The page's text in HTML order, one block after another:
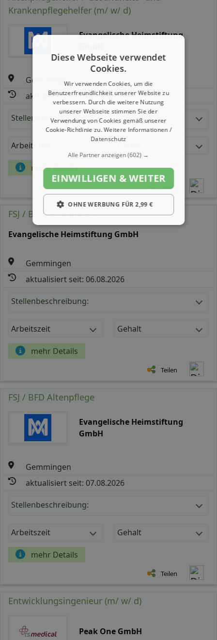
Krankenpflegehelfer (m/ w/ d)
Evangelische Heimstiftung
Gemmingen
aktualisiert seit: 07.08.2026
Stellenbeschreibung:
Arbeitszeit
mehr Details
Teilen
FSJ / BFD Altenpflege
Evangelische Heimstiftung GmbH
Gemmingen
aktualisiert seit: 06.08.2026
Stellenbeschreibung:
Arbeitszeit Gehalt
mehr Details
Teilen
FSJ / BFD Altenpflege
Evangelische Heimstiftung
GmbH
Gemmingen
aktualisiert seit: 07.08.2026
Stellenbeschreibung:
Arbeitszeit Gehalt
mehr Details
Teilen
Entwicklungsingenieur (m/ w/ d)
Peak One GmbH
Diese Webseite verwendet
Cookies.
Wir verwenden Cookies, um die
Benutzerfreundlichkeit unserer Website zu
verbessern. Durch die weitere Nutzung
unserer Webseite stimmen Sie der
Verwendung von Cookies gemäß unserer
Cookie-Richtlinie zu.Weitere Informationen /
Datenschutz
Alle Partner anzeigen(602) →
EINWILLIGEN & WEITER
OHNE WERBUNG FÜR 2,99 €